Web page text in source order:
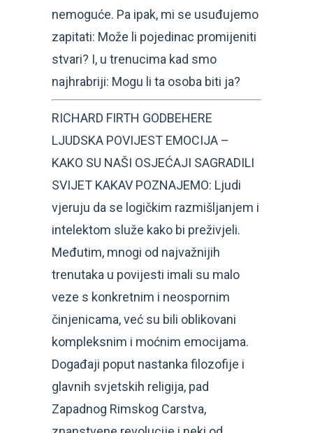
nemoguće. Pa ipak, mi se usuđujemo
zapitati: Može li pojedinac promijeniti
stvari? I, u trenucima kad smo
najhrabriji: Mogu li ta osoba biti ja?
RICHARD FIRTH GODBEHERE
LJUDSKA POVIJEST EMOCIJA –
KAKO SU NAŠI OSJEĆAJI SAGRADILI
SVIJET KAKAV POZNAJEMO: Ljudi
vjeruju da se logičkim razmišljanjem i
intelektom služe kako bi preživjeli.
Međutim, mnogi od najvažnijih
trenutaka u povijesti imali su malo
veze s konkretnim i neospornim
činjenicama, već su bili oblikovani
kompleksnim i moćnim emocijama.
Događaji poput nastanka filozofije i
glavnih svjetskih religija, pad
Zapadnog Rimskog Carstva,